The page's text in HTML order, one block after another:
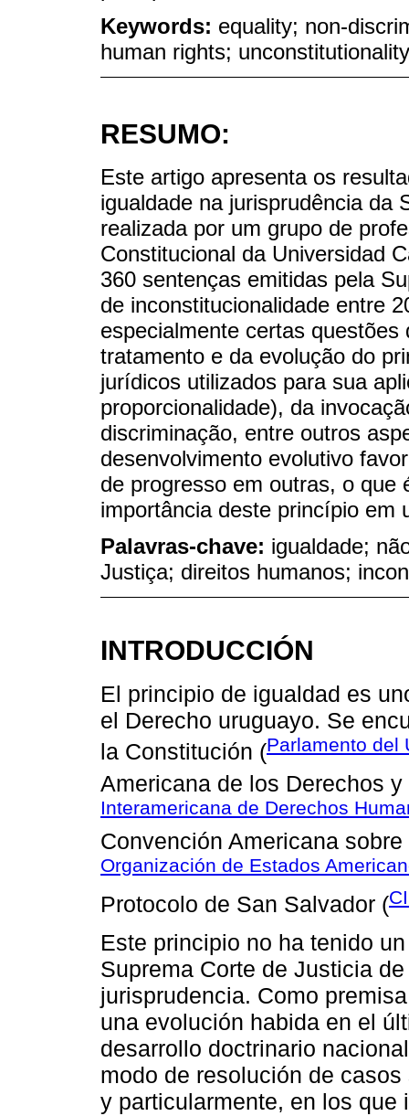
Keywords: equality; non-
human rights; unconstitutionality
RESUMO:
Este artigo apresenta os
igualdade na jurisprudência da
realizada por um grupo de
Constitucional da Universidad
360 sentenças emitidas pela
de inconstitucionalidade entre
especialmente certas
tratamento e da evolução do
jurídicos utilizados para sua
proporcionalidade), da
discriminação, entre outros
desenvolvimento evolutivo
de progresso em outras, o que
importância deste princípio em
Palavras-chave: igualdade;
Justiça; direitos humanos;
INTRODUCCIÓN
El principio de igualdad es
el Derecho uruguayo. Se
la Constitución (Parlamento del
Americana de los Derechos
Interamericana de Derechos
Convención Americana
Organización de Estados
Protocolo de San Salvador (
Este principio no ha tenido
Suprema Corte de Justicia
jurisprudencia. Como
una evolución habida en el
desarrollo doctrinario
modo de resolución de
y particularmente, en los